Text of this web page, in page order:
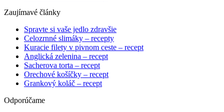
Zaujímavé články
Spravte si vaše jedlo zdravšie
Celozrnné slimáky – recepty
Kuracie filety v pivnom ceste – recept
Anglická zelenina – recept
Sacherova torta – recept
Orechové košíčky – recept
Grankový koláč – recept
Odporúčame